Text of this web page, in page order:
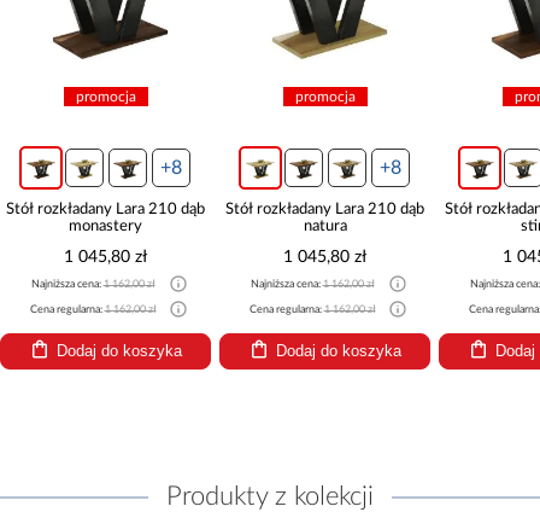
promocja
+8
Stół rozkładany Lara 210 dąb
monastery
1 045,80 zł
Najniższa cena:1 162,00 zł
Cena regularna:1 162,00 zł
Dodaj do koszyka
promocja
+8
Stół rozkładany Lara 210 dąb
natura
1 045,80 zł
Najniższa cena:1 162,00 zł
Cena regularna:1 162,00 zł
Dodaj do koszyka
Stół
1
Najniższa
Cena
Produkty z kolekcji